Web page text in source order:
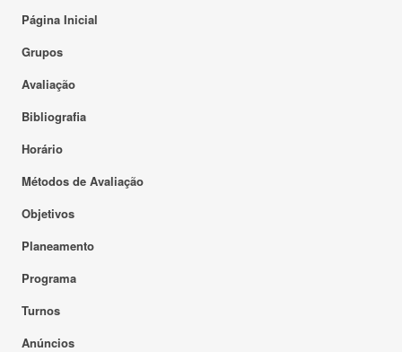
Página Inicial
Grupos
Avaliação
Bibliografia
Horário
Métodos de Avaliação
Objetivos
Planeamento
Programa
Turnos
Anúncios